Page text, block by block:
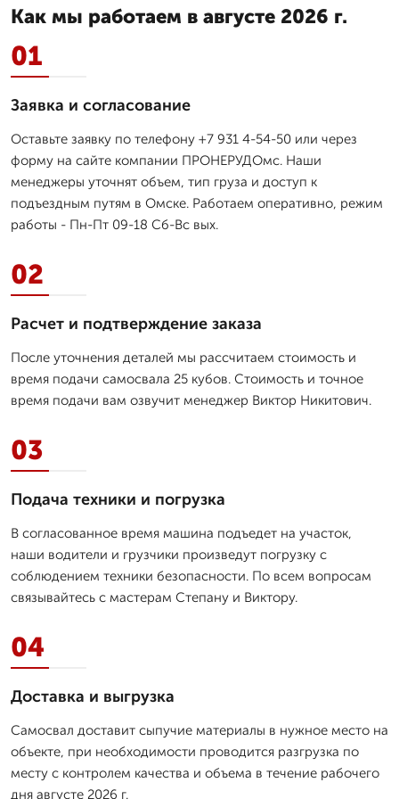
Как мы работаем в августе 2026 г.
01
Заявка и согласование
Оставьте заявку по телефону +7 931 4-54-50 или через
форму на сайте компании ПРОНЕРУДОмс. Наши
менеджеры уточнят объем, тип груза и доступ к
подъездным путям в Омске. Работаем оперативно, режим
работы - Пн-Пт 09-18 Сб-Вс вых.
02
Расчет и подтверждение заказа
После уточнения деталей мы рассчитаем стоимость и
время подачи самосвала 25 кубов. Стоимость и точное
время подачи вам озвучит менеджер Виктор Никитович.
03
Подача техники и погрузка
В согласованное время машина подъедет на участок,
наши водители и грузчики произведут погрузку с
соблюдением техники безопасности. По всем вопросам
связывайтесь с мастерам Степану и Виктору.
04
Доставка и выгрузка
Самосвал доставит сыпучие материалы в нужное место на
объекте, при необходимости проводится разгрузка по
месту с контролем качества и объема в течение рабочего
дня августе 2026 г.